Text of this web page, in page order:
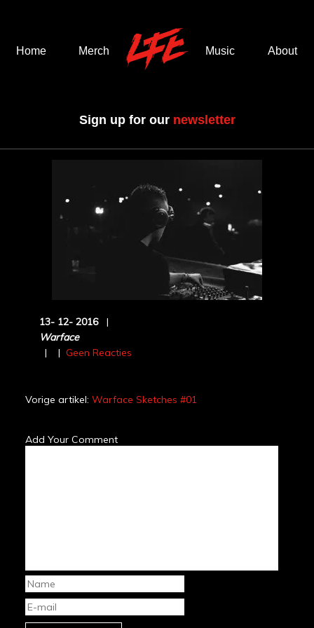
Home Merch Music About
Sign up for our newsletter
13- 12- 2016|
Warface
|
| Geen Reacties
Vorige artikel: Warface Sketches #01
Add Your Comment